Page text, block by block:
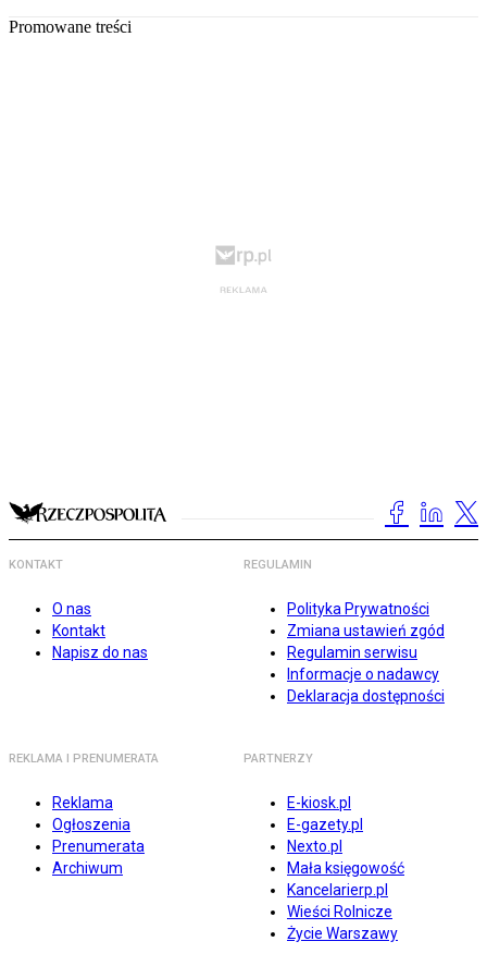
Promowane treści
KONTAKT
O nas
Kontakt
Napisz do nas
REGULAMIN
Polityka Prywatności
Zmiana ustawień zgód
Regulamin serwisu
Informacje o nadawcy
Deklaracja dostępności
REKLAMA I PRENUMERATA
Reklama
Ogłoszenia
Prenumerata
Archiwum
PARTNERZY
E-kiosk.pl
E-gazety.pl
Nexto.pl
Mała księgowość
Kancelarierp.pl
Wieści Rolnicze
Życie Warszawy